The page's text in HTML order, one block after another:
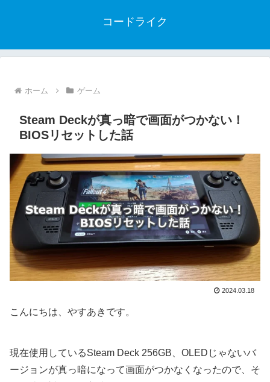
コードライク
ホーム ゲーム
Steam Deckが真っ暗で画面がつかない！
BIOSリセットした話
2024.03.18
こんにちは、やすあきです。
現在使用しているSteam Deck 256GB、OLEDじゃないバ
ージョンが真っ暗になって画面がつかなくなったので、そ